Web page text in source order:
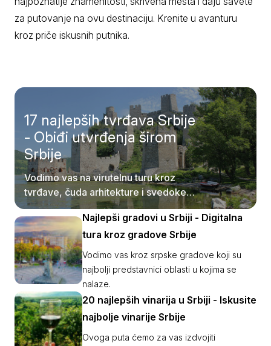
za putovanje na ovu destinaciju. Krenite u avanturu
kroz priče iskusnih putnika.
17 najlepših tvrđava Srbije
- Obiđi utvrđenja širom
Srbije
Vodimo vas na virutelnu turu kroz
tvrđave, čuda arhitekture i svedoke
srednjovekovne Srbije.
Najlepši gradovi u Srbiji - Digitalna
tura kroz gradove Srbije
Vodimo vas kroz srpske gradove koji su
najbolji predstavnici oblasti u kojima se
nalaze.
20 najlepših vinarija u Srbiji - Iskusite
najbolje vinarije Srbije
Ovoga puta ćemo za vas izdvojiti